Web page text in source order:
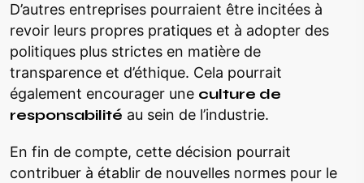
D’autres entreprises pourraient être incitées à
revoir leurs propres pratiques et à adopter des
politiques plus strictes en matière de
transparence et d’éthique. Cela pourrait
également encourager une culture de
responsabilité au sein de l’industrie.
En fin de compte, cette décision pourrait
contribuer à établir de nouvelles normes pour le